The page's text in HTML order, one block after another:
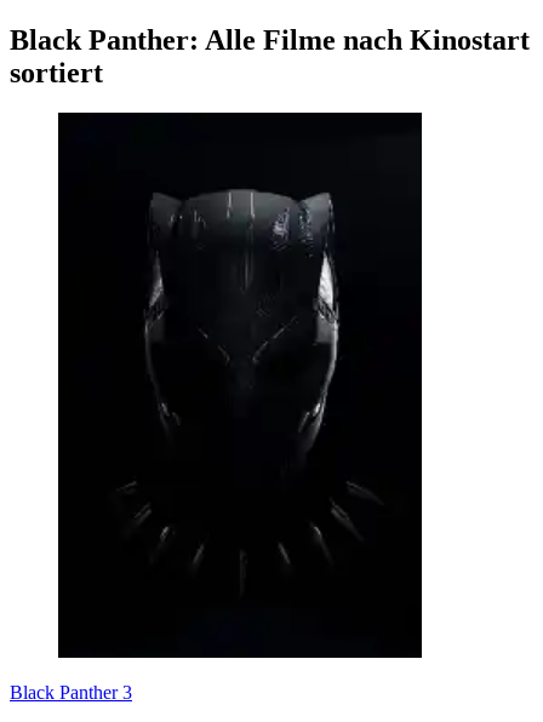
Black Panther: Alle Filme nach Kinostart
sortiert
Black Panther 3